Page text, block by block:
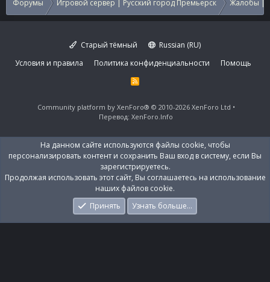
Форумы Игровой сервер | Русский город Премьерск Жалобы |
Старый тёмный
Russian (RU)
Условия и правила
Политика конфиденциальности Помощь
R
S
Community platform by XenForo® © 2010-2026 XenForo Ltd
Перевод: XenForo.Info
На данном сайте используются файлы cookie, чтобы
персонализировать контент и сохранить Ваш вход в систему, если Вы
зарегистрируетесь.
Продолжая использовать этот сайт, Вы соглашаетесь на использование
наших файлов cookie.
Принять
Узнать больше…